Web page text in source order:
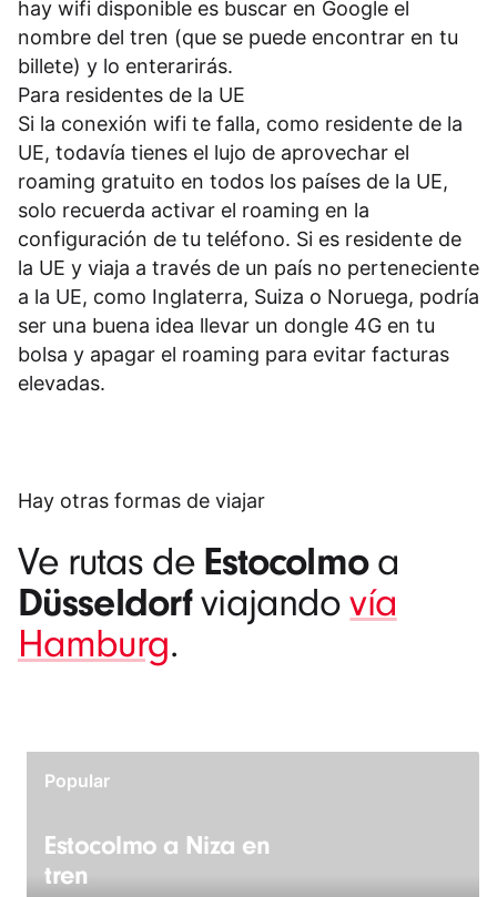
hay wifi disponible es buscar en Google el
nombre del tren (que se puede encontrar en tu
billete) y lo enterarirás.
Para residentes de la UE
Si la conexión wifi te falla, como residente de la
UE, todavía tienes el lujo de aprovechar el
roaming gratuito en todos los países de la UE,
solo recuerda activar el roaming en la
configuración de tu teléfono. Si es residente de
la UE y viaja a través de un país no perteneciente
a la UE, como Inglaterra, Suiza o Noruega, podría
ser una buena idea llevar un dongle 4G en tu
bolsa y apagar el roaming para evitar facturas
elevadas.
Hay otras formas de viajar
Ve rutas de Estocolmoa
Düsseldorfviajandovía
Hamburg.
Popular
Estocolmo a Niza en
tren